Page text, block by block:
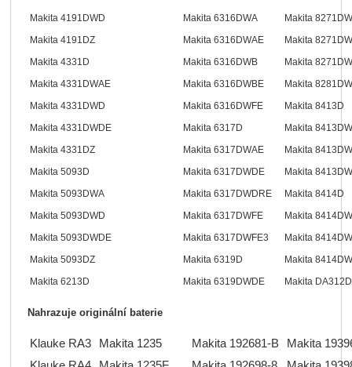
Makita 4191DWD
Makita 6316DWA
Makita
Makita 4191DZ
Makita 6316DWAE
Makita
Makita 4331D
Makita 6316DWB
Makita
Makita 4331DWAE
Makita 6316DWBE
Makita
Makita 4331DWD
Makita 6316DWFE
Makita 8413D
Makita 4331DWDE
Makita 6317D
Makita
Makita 4331DZ
Makita 6317DWAE
Makita
Makita 5093D
Makita 6317DWDE
Makita
Makita 5093DWA
Makita 6317DWDRE
Makita 8414D
Makita 5093DWD
Makita 6317DWFE
Makita
Makita 5093DWDE
Makita 6317DWFE3
Makita
Makita 5093DZ
Makita 6319D
Makita
Makita 6213D
Makita 6319DWDE Makita DA312D
Nahrazuje originální baterie
Klauke RA3 Makita 1235 Makita 192681-B
Makita